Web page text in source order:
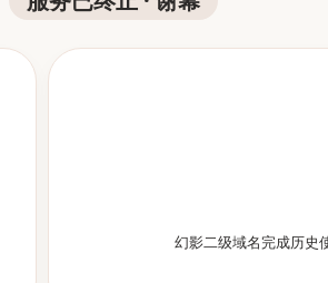
幻影二级域名完成历史